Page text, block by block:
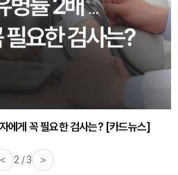
에게 꼭 필요한 검사는? [카드뉴스]
< 2 / 3 >